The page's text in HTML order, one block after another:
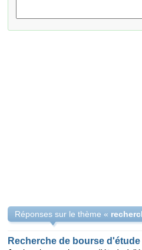
Réponses sur le thème «
Recherche de bourse